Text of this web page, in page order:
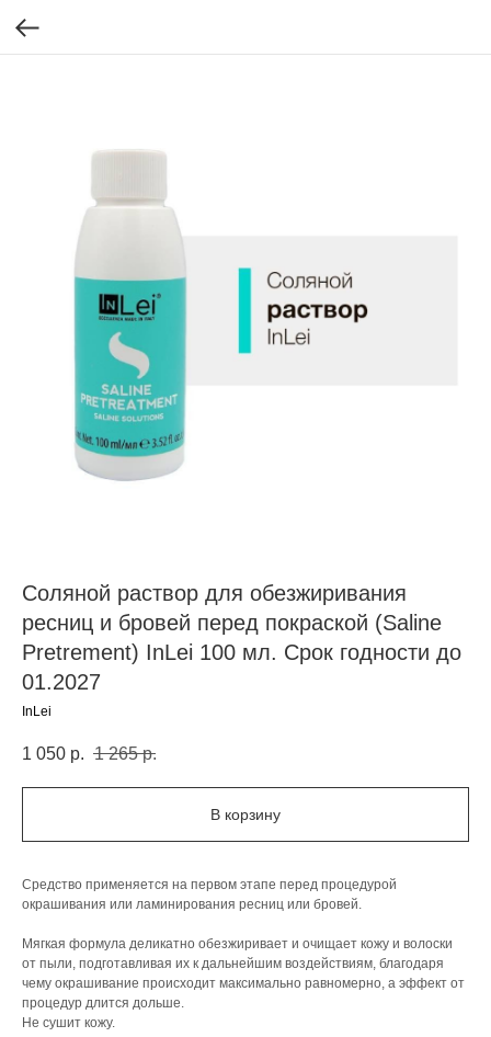
Соляной раствор для обезжиривания
ресниц и бровей перед покраской (Saline
Pretrement) InLei 100 мл. Срок годности до
01.2027
InLei
1 050 р. 1 265 р.
В корзину
Средство применяется на первом этапе перед процедурой
окрашивания или ламинирования ресниц или бровей.
Мягкая формула деликатно обезжиривает и очищает кожу и волоски
от пыли, подготавливая их к дальнейшим воздействиям, благодаря
чему окрашивание происходит максимально равномерно, а эффект от
процедур длится дольше.
Не сушит кожу.